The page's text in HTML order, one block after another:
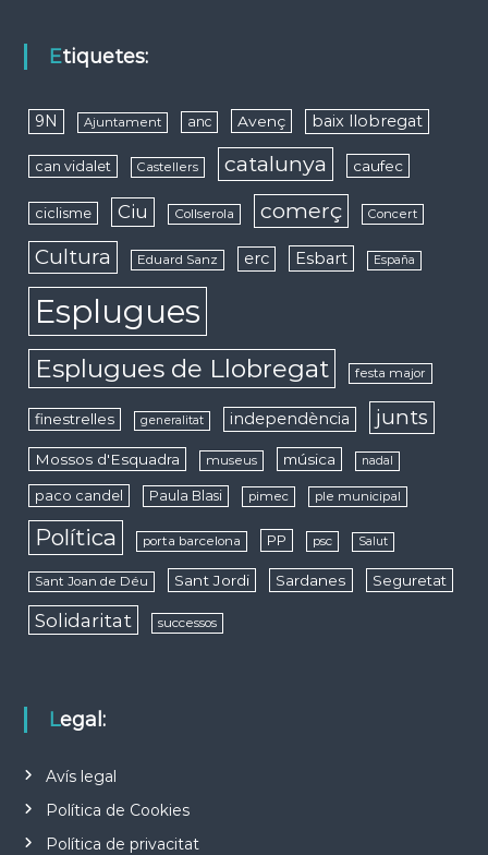
Etiquetes:
9N Ajuntament anc Avenç baix llobregat
can vidalet Castellers catalunya caufec
ciclisme Ciu Collserola comerç Concert
Cultura Eduard Sanz erc Esbart España
Esplugues
Esplugues de Llobregat festa major
finestrelles generalitat independència junts
Mossos d'Esquadra museus música nadal
paco candel Paula Blasi pimec ple municipal
Política porta barcelona PP psc Salut
Sant Joan de Déu Sant Jordi Sardanes Seguretat
Solidaritat successos
Legal:
Avís legal
Política de Cookies
Política de privacitat